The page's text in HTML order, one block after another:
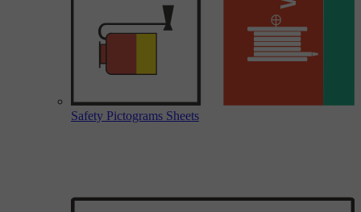
Safety Pictograms Sheets